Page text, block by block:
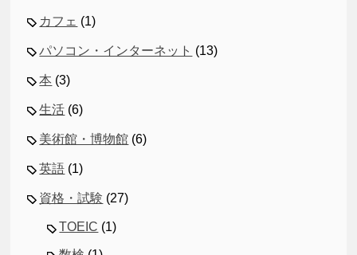
カフェ (1)
パソコン・インターネット (13)
本 (3)
生活 (6)
美術館・博物館 (6)
英語 (1)
資格・試験 (27)
TOEIC (1)